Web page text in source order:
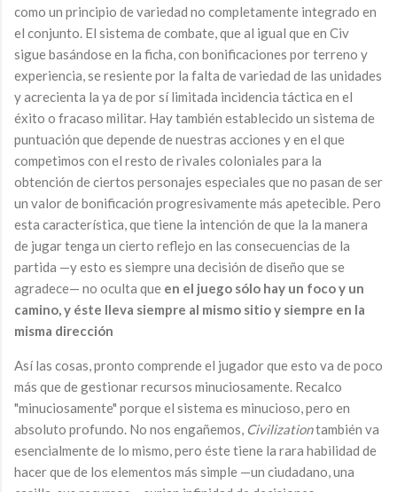
como un principio de variedad no completamente integrado en
el conjunto. El sistema de combate, que al igual que en Civ
sigue basándose en la ficha, con bonificaciones por terreno y
experiencia, se resiente por la falta de variedad de las unidades
y acrecienta la ya de por sí limitada incidencia táctica en el
éxito o fracaso militar. Hay también establecido un sistema de
puntuación que depende de nuestras acciones y en el que
competimos con el resto de rivales coloniales para la
obtención de ciertos personajes especiales que no pasan de ser
un valor de bonificación progresivamente más apetecible. Pero
esta característica, que tiene la intención de que la la manera
de jugar tenga un cierto reflejo en las consecuencias de la
partida —y esto es siempre una decisión de diseño que se
agradece— no oculta que en el juego sólo hay un foco y un
camino, y éste lleva siempre al mismo sitio y siempre en la
misma dirección
Así las cosas, pronto comprende el jugador que esto va de poco
más que de gestionar recursos minuciosamente. Recalco
"minuciosamente" porque el sistema es minucioso, pero en
absoluto profundo. No nos engañemos, Civilizationtambién va
esencialmente de lo mismo, pero éste tiene la rara habilidad de
hacer que de los elementos más simple —un ciudadano, una